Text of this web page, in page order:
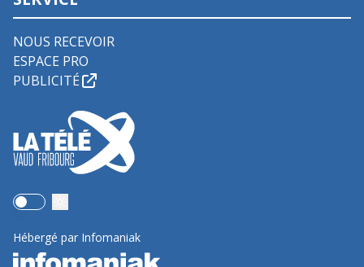
NOUS RECEVOIR
ESPACE PRO
PUBLICITÉ
Use setting
Hébergé par Infomaniak